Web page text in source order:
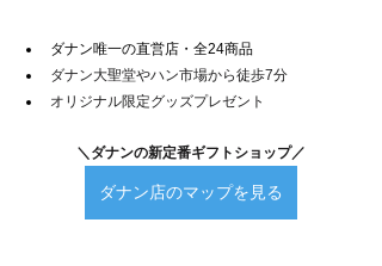
ダナン唯一の直営店・全24商品
ダナン大聖堂やハン市場から徒歩7分
オリジナル限定グッズプレゼント
＼ダナンの新定番ギフトショップ／
ダナン店のマップを見る